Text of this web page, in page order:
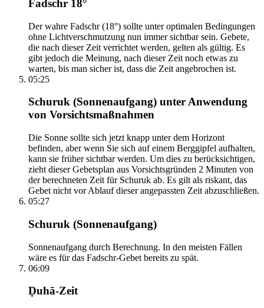
Fadschr 18°
Der wahre Fadschr (18°) sollte unter optimalen Bedingungen
ohne Lichtverschmutzung nun immer sichtbar sein. Gebete,
die nach dieser Zeit verrichtet werden, gelten als gültig. Es
gibt jedoch die Meinung, nach dieser Zeit noch etwas zu
warten, bis man sicher ist, dass die Zeit angebrochen ist.
05:25
Schuruk (Sonnenaufgang) unter Anwendung
von Vorsichtsmaßnahmen
Die Sonne sollte sich jetzt knapp unter dem Horizont
befinden, aber wenn Sie sich auf einem Berggipfel aufhalten,
kann sie früher sichtbar werden. Um dies zu berücksichtigen,
zieht dieser Gebetsplan aus Vorsichtsgründen 2 Minuten von
der berechneten Zeit für Schuruk ab. Es gilt als riskant, das
Gebet nicht vor Ablauf dieser angepassten Zeit abzuschließen.
05:27
Schuruk (Sonnenaufgang)
Sonnenaufgang durch Berechnung. In den meisten Fällen
wäre es für das Fadschr-Gebet bereits zu spät.
06:09
Ḍuhā-Zeit